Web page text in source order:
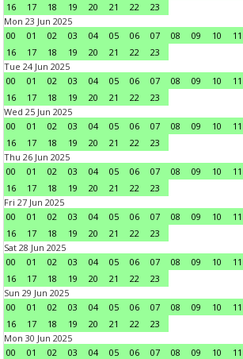
16
17 18 19 20 21 22
23
Mon 23 Jun 2025
00
01 02 03 04 05 06 07 08 09 10 11
16
17 18 19 20 21 22
23
Tue 24 Jun 2025
00
01 02 03 04 05 06 07 08 09 10 11
16
17 18 19 20 21 22
23
Wed 25 Jun 2025
00
01 02 03 04 05 06 07 08 09 10 11
16
17 18 19 20 21 22
23
Thu 26 Jun 2025
00
01 02 03 04 05 06 07 08 09 10 11
16
17 18 19 20 21 22
23
Fri 27 Jun 2025
00
01 02 03 04 05 06 07 08 09 10 11
16
17 18 19 20 21 22
23
Sat 28 Jun 2025
00
01 02 03 04 05 06 07 08 09 10 11
16
17 18 19 20 21 22
23
Sun 29 Jun 2025
00
01 02 03 04 05 06 07 08 09 10 11
16
17 18 19 20 21 22
23
Mon 30 Jun 2025
00
01 02 03 04 05 06 07 08 09 10 11